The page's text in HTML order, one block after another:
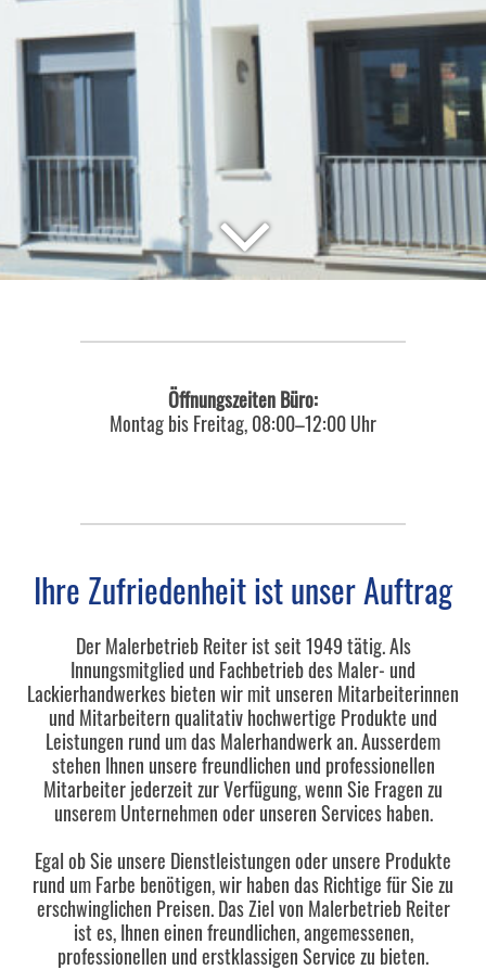
Öffnungszeiten Büro:
Montag bis Freitag, 08:00–12:00 Uhr
Ihre Zufriedenheit ist unser Auftrag
Der Malerbetrieb Reiter ist seit 1949 tätig. Als
Innungsmitglied und Fachbetrieb des Maler- und
Lackierhandwerkes bieten wir mit unseren Mitarbeiterinnen
und Mitarbeitern qualitativ hochwertige Produkte und
Leistungen rund um das Malerhandwerk an. Ausserdem
stehen Ihnen unsere freundlichen und professionellen
Mitarbeiter jederzeit zur Verfügung, wenn Sie Fragen zu
unserem Unternehmen oder unseren Services haben.
Egal ob Sie unsere Dienstleistungen oder unsere Produkte
rund um Farbe benötigen, wir haben das Richtige für Sie zu
erschwinglichen Preisen. Das Ziel von Malerbetrieb Reiter
ist es, Ihnen einen freundlichen, angemessenen,
professionellen und erstklassigen Service zu bieten.